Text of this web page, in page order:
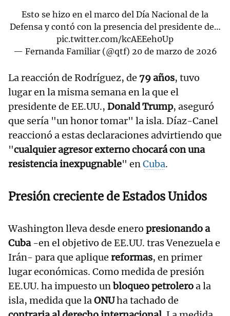
Esto se hizo en el marco del Día Nacional de la
Defensa y contó con la presencia del presidente de…
pic.twitter.com/kcAEEeh0Up
— Fernanda Familiar (@qtf) 20 de marzo de 2026
La reacción de Rodríguez, de 79 años, tuvo
lugar en la misma semana en la que el
presidente de EE.UU., Donald Trump, aseguró
que sería "un honor tomar" la isla. Díaz-Canel
reaccionó a estas declaraciones advirtiendo que
"cualquier agresor externo chocará con una
resistencia inexpugnable" enCuba.
Presión creciente de Estados Unidos
Washington lleva desde enero presionando a
Cuba-en el objetivo de EE.UU. tras Venezuela e
Irán- para que aplique reformas, en primer
lugar económicas. Como medida de presión
EE.UU. ha impuesto unbloqueo petroleroa la
isla, medida que laONUha tachado de